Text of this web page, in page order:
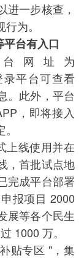
进一步核查，
为。
台有入口
址为
录平台可查看
。此外，平台
，即将接入
线使用并在
，首批试点地
完成平台部署
报项目 2000
展等各个民生
1000 万。
贴专区 "，集